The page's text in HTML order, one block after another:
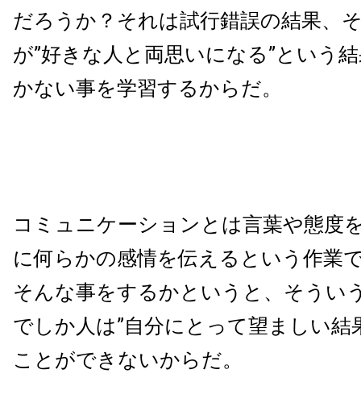
だろうか？それは試行錯誤の結果、
が”好きな人と両思いになる”という
かない事を学習するからだ。
コミュニケーションとは言葉や態度
に何らかの感情を伝えるという作業
そんな事をするかというと、そうい
でしか人は”自分にとって望ましい結
ことができないからだ。